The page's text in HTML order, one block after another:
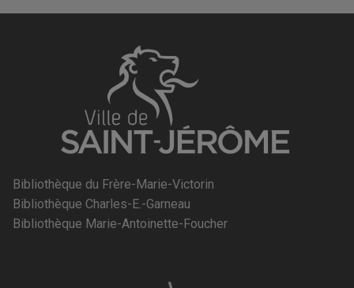
Bibliothèque du Frère-Marie-Victorin
Bibliothèque Charles-E.-Garneau
Bibliothèque Marie-Antoinette-Foucher